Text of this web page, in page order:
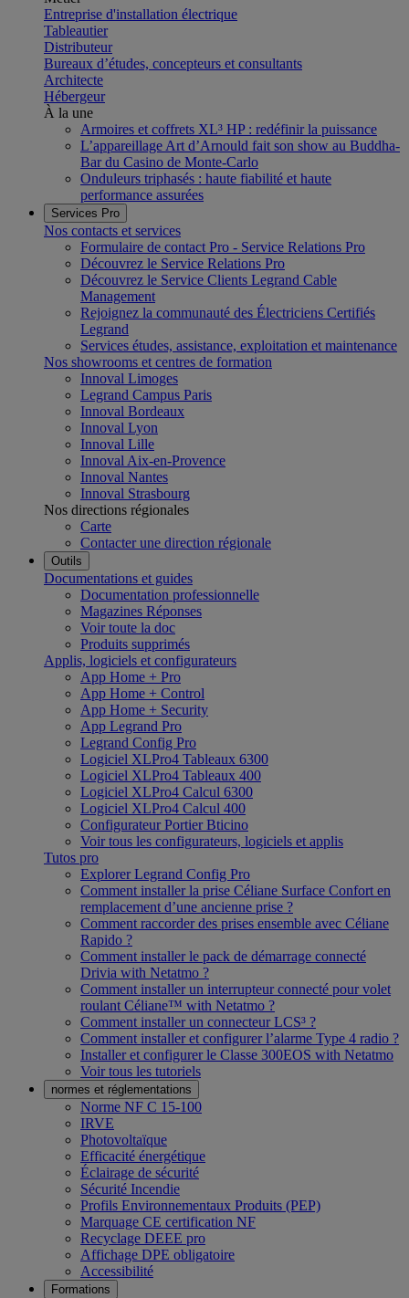
Entreprise d'installation électrique
Tableautier
Distributeur
Bureaux d’études, concepteurs et consultants
Architecte
Hébergeur
À la une
Armoires et coffrets XL³ HP : redéfinir la puissance
L’appareillage Art d’Arnould fait son show au Buddha-
Bar du Casino de Monte-Carlo
Onduleurs triphasés : haute fiabilité et haute
performance assurées
Services Pro
Nos contacts et services
Formulaire de contact Pro - Service Relations Pro
Découvrez le Service Relations Pro
Découvrez le Service Clients Legrand Cable
Management
Rejoignez la communauté des Électriciens Certifiés
Legrand
Services études, assistance, exploitation et maintenance
Nos showrooms et centres de formation
Innoval Limoges
Legrand Campus Paris
Innoval Bordeaux
Innoval Lyon
Innoval Lille
Innoval Aix-en-Provence
Innoval Nantes
Innoval Strasbourg
Nos directions régionales
Carte
Contacter une direction régionale
Outils
Documentations et guides
Documentation professionnelle
Magazines Réponses
Voir toute la doc
Produits supprimés
Applis, logiciels et configurateurs
App Home + Pro
App Home + Control
App Home + Security
App Legrand Pro
Legrand Config Pro
Logiciel XLPro4 Tableaux 6300
Logiciel XLPro4 Tableaux 400
Logiciel XLPro4 Calcul 6300
Logiciel XLPro4 Calcul 400
Configurateur Portier Bticino
Voir tous les configurateurs, logiciels et applis
Tutos pro
Explorer Legrand Config Pro
Comment installer la prise Céliane Surface Confort en
remplacement d’une ancienne prise ?
Comment raccorder des prises ensemble avec Céliane
Rapido ?
Comment installer le pack de démarrage connecté
Drivia with Netatmo ?
Comment installer un interrupteur connecté pour volet
roulant Céliane™ with Netatmo ?
Comment installer un connecteur LCS³ ?
Comment installer et configurer l’alarme Type 4 radio ?
Installer et configurer le Classe 300EOS with Netatmo
Voir tous les tutoriels
normes et réglementations
Norme NF C 15-100
IRVE
Photovoltaïque
Efficacité énergétique
Éclairage de sécurité
Sécurité Incendie
Profils Environnementaux Produits (PEP)
Marquage CE certification NF
Recyclage DEEE pro
Affichage DPE obligatoire
Accessibilité
Formations